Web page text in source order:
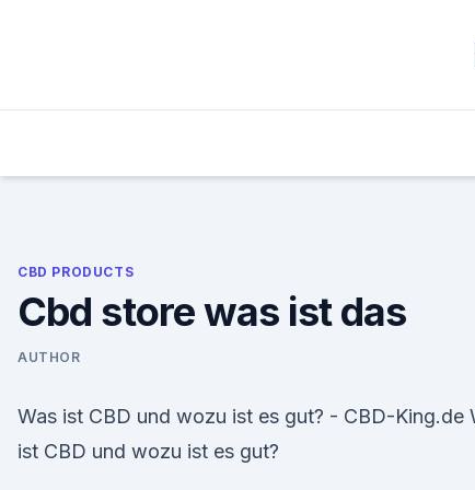
CBD PRODUCTS
Cbd store was ist das
AUTHOR
Was ist CBD und wozu ist es gut? - CBD-King.de
ist CBD und wozu ist es gut?